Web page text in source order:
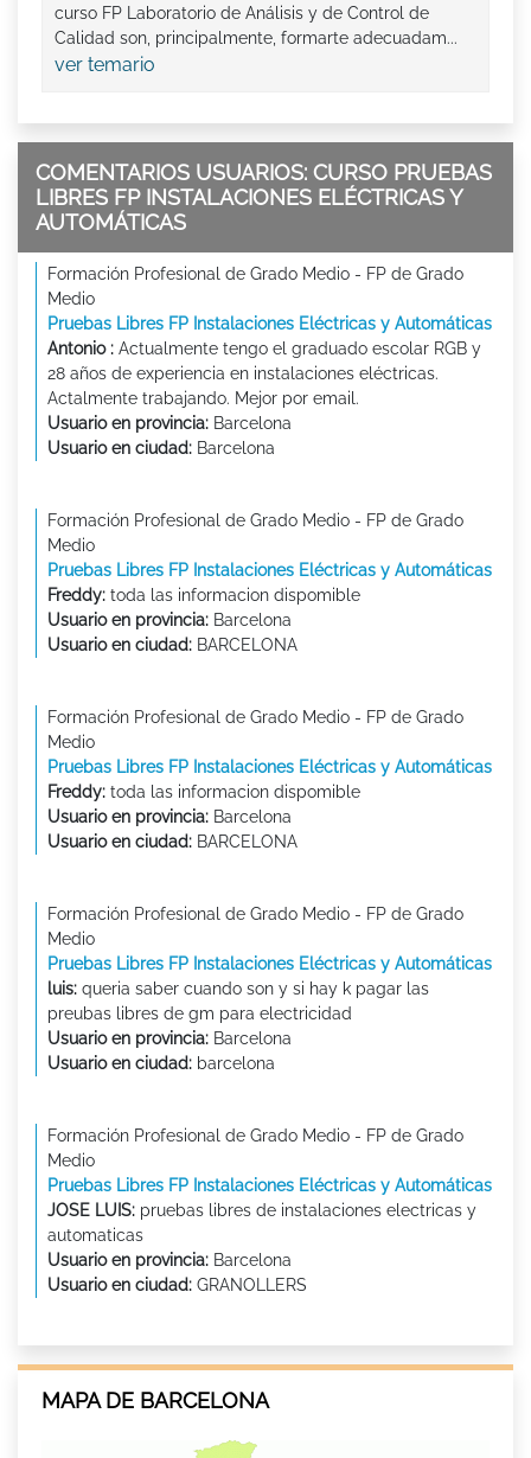
curso FP Laboratorio de Análisis y de Control de
Calidad son, principalmente, formarte adecuadam...
ver temario
COMENTARIOS USUARIOS: CURSO PRUEBAS
LIBRES FP INSTALACIONES ELÉCTRICAS Y
AUTOMÁTICAS
Formación Profesional de Grado Medio - FP de Grado
Medio
Pruebas Libres FP Instalaciones Eléctricas y Automáticas
Antonio : Actualmente tengo el graduado escolar RGB y
28 años de experiencia en instalaciones eléctricas.
Actalmente trabajando. Mejor por email.
Usuario en provincia: Barcelona
Usuario en ciudad: Barcelona
Formación Profesional de Grado Medio - FP de Grado
Medio
Pruebas Libres FP Instalaciones Eléctricas y Automáticas
Freddy: toda las informacion dispomible
Usuario en provincia: Barcelona
Usuario en ciudad: BARCELONA
Formación Profesional de Grado Medio - FP de Grado
Medio
Pruebas Libres FP Instalaciones Eléctricas y Automáticas
Freddy: toda las informacion dispomible
Usuario en provincia: Barcelona
Usuario en ciudad: BARCELONA
Formación Profesional de Grado Medio - FP de Grado
Medio
Pruebas Libres FP Instalaciones Eléctricas y Automáticas
luis: queria saber cuando son y si hay k pagar las
preubas libres de gm para electricidad
Usuario en provincia: Barcelona
Usuario en ciudad: barcelona
Formación Profesional de Grado Medio - FP de Grado
Medio
Pruebas Libres FP Instalaciones Eléctricas y Automáticas
JOSE LUIS: pruebas libres de instalaciones electricas y
automaticas
Usuario en provincia: Barcelona
Usuario en ciudad: GRANOLLERS
MAPA DE BARCELONA